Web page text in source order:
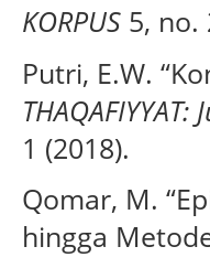
KORPUS 5, no.
Putri, E.W.
1 (2018).
Qomar, M.
hingga